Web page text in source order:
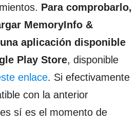
Para comprobarlo,
MemoryInfo &
aplicación disponible
Play Store, disponible
enlace. Si efectivamente
con la anterior
sí es el momento de